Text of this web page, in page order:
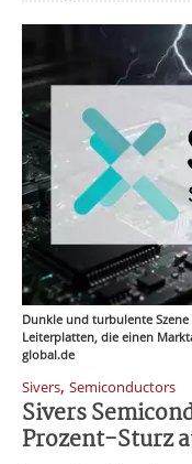
Dunkle und turbulente
Leiterplatten, die einen
global.de
Sivers, Semiconductors
Sivers
Prozent-Sturz